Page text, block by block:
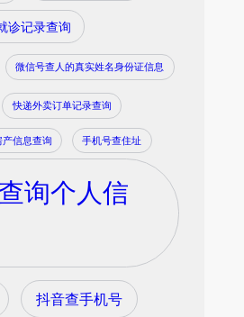
诊记录查询
微信号查人的真实姓名身份证信息
快递外卖订单记录查询
产信息查询 手机号查住址
询个人信
抖音查手机号